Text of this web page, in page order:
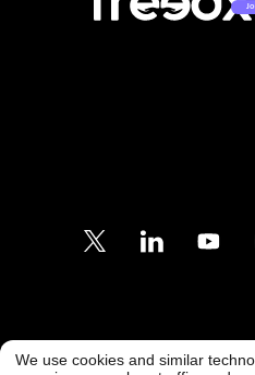
ग्राहक समर्थन
We use cookies and similar